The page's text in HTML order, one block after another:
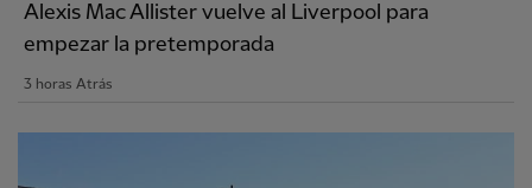
Alexis Mac Allister vuelve al Liverpool para
empezar la pretemporada
3 horas Atrás